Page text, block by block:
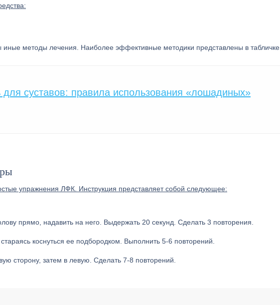
методы лечения. Наиболее эффективные методики представлены в табличке.
для суставов: правила использования «лошадиных»
упражнения ЛФК. Инструкция представляет собой следующее:
прямо, надавить на него. Выдержать 20 секунд. Сделать 3 повторения.
коснуться ее подбородком. Выполнить 5-6 повторений.
сторону, затем в левую. Сделать 7-8 повторений.